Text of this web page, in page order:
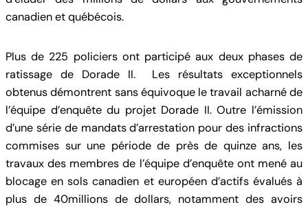
canadien et québécois.
Plus de 225 policiers ont participé aux deux phases de
ratissage de Dorade II. Les résultats exceptionnels
obtenus démontrent sans équivoque le travail acharné de
l’équipe d’enquête du projet Dorade II. Outre l’émission
d’une série de mandats d’arrestation pour des infractions
commises sur une période de près de quinze ans, les
travaux des membres de l’équipe d’enquête ont mené au
blocage en sols canadien et européen d’actifs évalués à
plus de 40millions de dollars, notamment des avoirs